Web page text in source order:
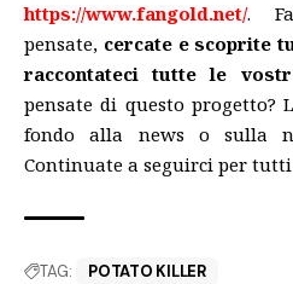
https://www.fangold.net/.
pensate, cercate e scoprite
raccontateci tutte le
pensate di questo progetto?
fondo alla news o sulla
Continuate a seguirci per
TAG:
POTATO KILLER